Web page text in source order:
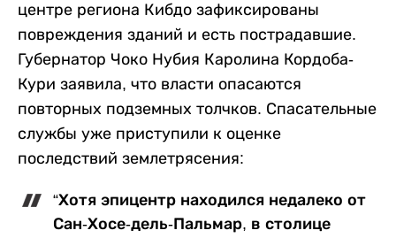
центре региона Кибдо зафиксированы
повреждения зданий и есть пострадавшие.
Губернатор Чоко Нубия Каролина Кордоба-
Кури заявила, что власти опасаются
повторных подземных толчков. Спасательные
службы уже приступили к оценке
последствий землетрясения:
“Хотя эпицентр находился недалеко от
Сан-Хосе-дель-Пальмар, в столице